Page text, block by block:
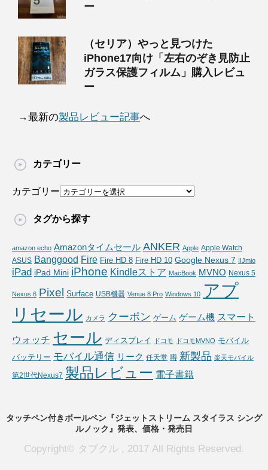
ー
（セリア）やっと見つけた
iPhone17向け「左右のぞき見防止
ガラス保護フィルム」購入レビュ
ー
→最新の製品レビュー記事へ
カテゴリー
カテゴリー
タグから探す
amazon echo Amazonタイムセール ANKER Apple Apple Watch
ASUS Banggood Fire Fire HD 8 Fire HD 10 Google Nexus 7 IIJmio
iPad iPad Mini iPhone Kindleストア MacBook MVNO Nexus 5
Nexus 6 Pixel Surface USB機器 Venue 8 Pro Windows 10 アプ
リセール カメラ クーポン ゲーム ゲーム機 スマート
ウォッチ セール ディスプレイ ドコモ ドコモMVNO モバイル
バッテリー モバイル通信 リーク 任天堂 噂 新製品 楽天モバイル
第2世代Nexus7 製品レビュー 電子書籍
タッチペン付きボールペン『ジェットストリーム スタイラス シング
ルノック』発表、価格・発売日
Copyright© タブクル , 2017 All Rights Reserved.